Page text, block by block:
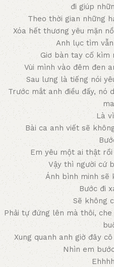
đi giúp
Theo thời gian những
Xóa hết thương yêu mặn
Anh lục tìm
Giơ bàn tay cố kìm
Vùi mình vào đêm đen
Sau lưng là tiếng nói
Trước mắt anh điều đấy, nó
Là
Bài ca anh viết sẽ
Em yêu một ai thật
Vậy thì người cứ
Ánh bình minh sẽ
Bước đi
Sẽ không
Phải tự đứng lên mà thôi,
Xung quanh anh giờ đây
Nhìn em